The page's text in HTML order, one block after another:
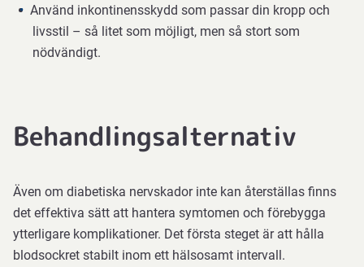
Använd inkontinensskydd som passar din kropp och
livsstil – så litet som möjligt, men så stort som
nödvändigt.
Behandlingsalternativ
Även om diabetiska nervskador inte kan återställas finns
det effektiva sätt att hantera symtomen och förebygga
ytterligare komplikationer. Det första steget är att hålla
blodsockret stabilt inom ett hälsosamt intervall.